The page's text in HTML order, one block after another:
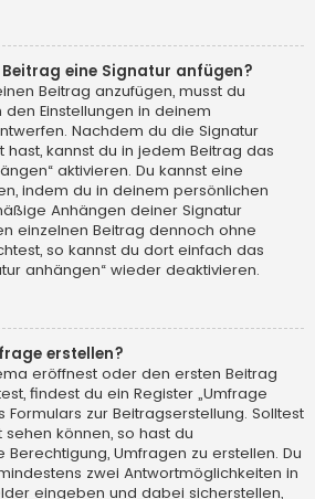
eine Signatur anfügen?
Beitrag anzufügen, musst du
Einstellungen in deinem
Nachdem du die Signatur
kannst du in jedem Beitrag das
aktivieren. Du kannst eine
indem du in deinem persönlichen
Anhängen deiner Signatur
einzelnen Beitrag dennoch ohne
so kannst du dort einfach das
anhängen“ wieder deaktivieren.
erstellen?
eröffnest oder den ersten Beitrag
findest du ein Register „Umfrage
Formulars zur Beitragserstellung. Solltest
können, so hast du
Umfragen zu erstellen. Du
zwei Antwortmöglichkeiten in
eingeben und dabei sicherstellen,